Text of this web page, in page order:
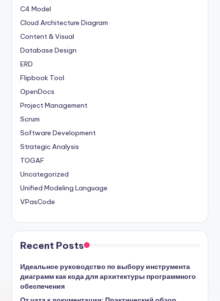
C4 Model
Cloud Architecture Diagram
Content & Visual
Database Design
ERD
Flipbook Tool
OpenDocs
Project Management
Scrum
Software Development
Strategic Analysis
TOGAF
Uncategorized
Unified Modeling Language
VPasCode
Recent Posts
Идеальное руководство по выбору инструмента
диаграмм как кода для архитектуры программного
обеспечения